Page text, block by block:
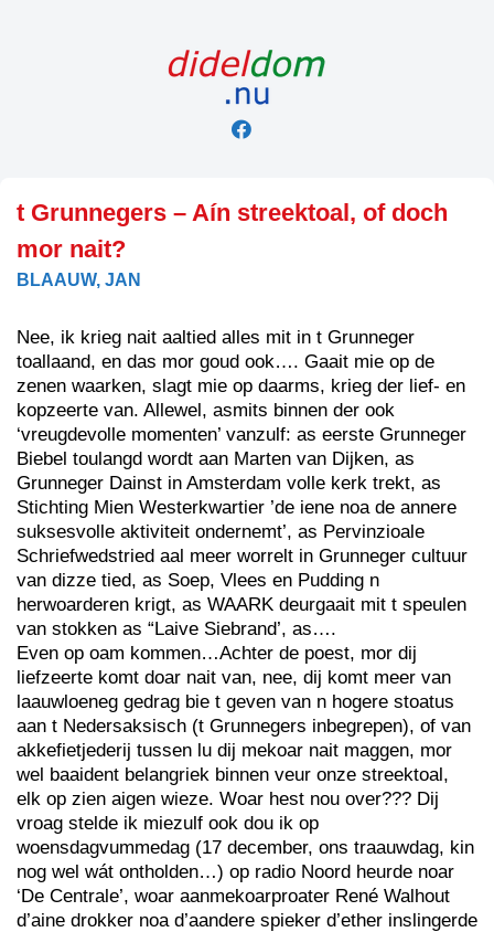
t Grunnegers – Aín streektoal, of doch
mor nait?
BLAAUW, JAN
Nee, ik krieg nait aaltied alles mit in t Grunneger
toallaand, en das mor goud ook…. Gaait mie op de
zenen waarken, slagt mie op daarms, krieg der lief- en
kopzeerte van. Allewel, asmits binnen der ook
‘vreugdevolle momenten’ vanzulf: as eerste Grunneger
Biebel toulangd wordt aan Marten van Dijken, as
Grunneger Dainst in Amsterdam volle kerk trekt, as
Stichting Mien Westerkwartier ’de iene noa de annere
suksesvolle aktiviteit ondernemt’, as Pervinzioale
Schriefwedstried aal meer worrelt in Grunneger cultuur
van dizze tied, as Soep, Vlees en Pudding n
herwoarderen krigt, as WAARK deurgaait mit t speulen
van stokken as “Laive Siebrand’, as….
Even op oam kommen…Achter de poest, mor dij
liefzeerte komt doar nait van, nee, dij komt meer van
laauwloeneg gedrag bie t geven van n hogere stoatus
aan t Nedersaksisch (t Grunnegers inbegrepen), of van
akkefietjederij tussen lu dij mekoar nait maggen, mor
wel baaident belangriek binnen veur onze streektoal,
elk op zien aigen wieze. Woar hest nou over??? Dij
vroag stelde ik miezulf ook dou ik op
woensdagvummedag (17 december, ons traauwdag, kin
nog wel wát ontholden…) op radio Noord heurde noar
‘De Centrale’, woar aanmekoarproater René Walhout
d’aine drokker noa d’aandere spieker d’ether inslingerde